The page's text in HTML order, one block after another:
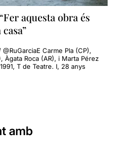
aquesta obra és
Carme Pla (CP),
Àgata Roca (AR), i Marta Pérez
T de Teatre. I, 28 anys
amb